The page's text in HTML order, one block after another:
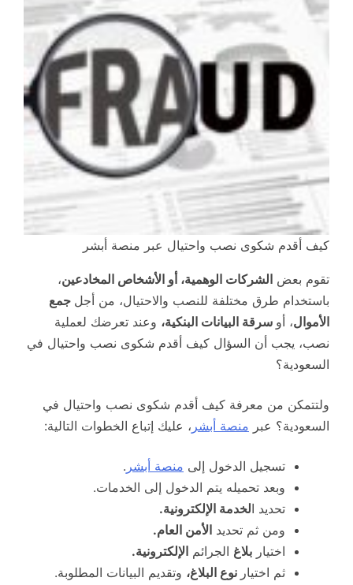
كيف أقدم شكوى نصب واحتيال عبر منصة أبشر
تقوم بعض الشركات الوهمية، أو الأشخاص المخادعين،
باستخدام طرق مختلفة للنصب والاحتيال، من أجل جمع
الأموال، أو سرقة البيانات البنكية، وعند تعرضك لعملية
نصب، يجب أن السؤال كيف أقدم شكوى نصب واحتيال في
السعودية؟
ولتتمكن من معرفة كيف أقدم شكوى نصب واحتيال في
السعودية؟ عبر منصة أبشر ، عليك إتباع الخطوات التالية:
تسجيل الدخول إلى منصة أبشر .
وبعد تحميله يتم الدخول إلى الخدمات.
تحديد الخدمة الإلكترونية.
ومن ثم تحديد الأمن العام.
اختيار بلاغ الجرائم الإلكترونية.
ثم اختيار نوع البلاغ، وتقديم البيانات المطلوبة.